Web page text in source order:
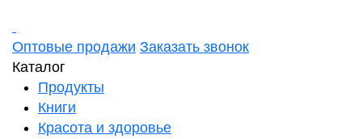
Оптовые продажи Заказать звонок
Каталог
Продукты
Книги
Красота и здоровье